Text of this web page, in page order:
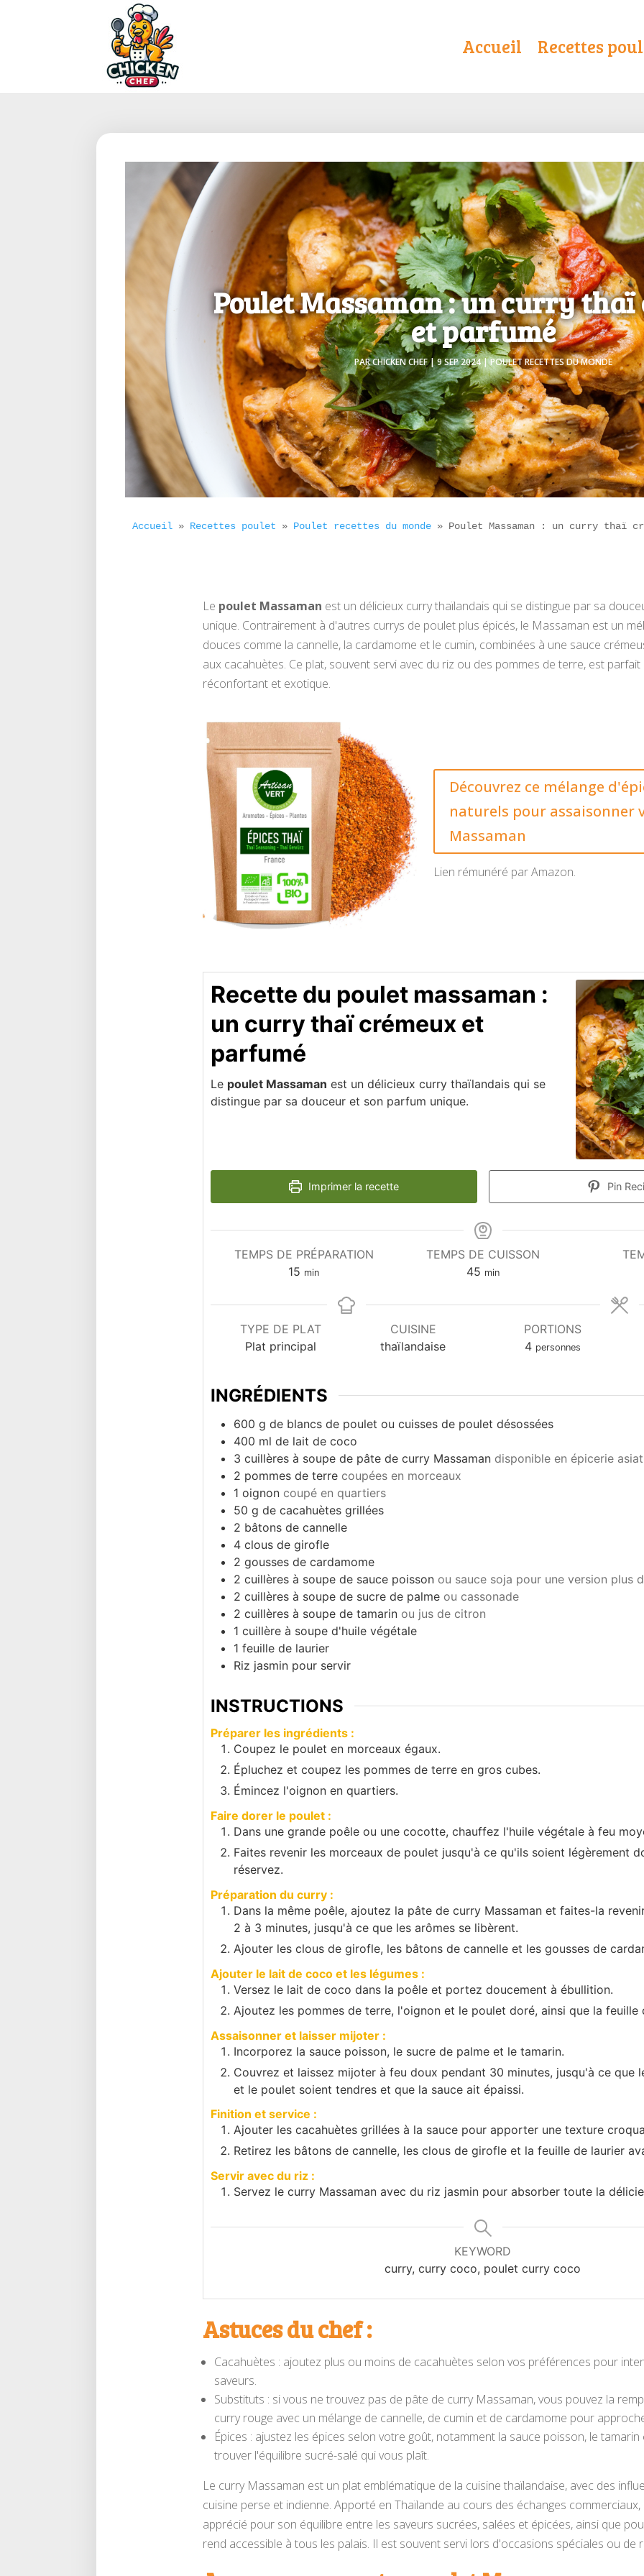
Accueil Recettes
Poulet Massaman : un curry thaï
et parfumé
PARCHICKEN CHEF|9 SEP 2024|POULET RECETTES DU MONDE
Accueil » Recettes poulet » Poulet recettes du monde » Poulet Massaman : un curry thaï
Le poulet Massaman est un délicieux curry thaïlandais qui se distingue par sa
unique. Contrairement à d'autres currys de poulet plus épicés, le Massaman est un
douces comme la cannelle, la cardamome et le cumin, combinées à une sauce
aux cacahuètes. Ce plat, souvent servi avec du riz ou des pommes de terre, est
réconfortant et exotique.
Découvrez ce mélange
naturels pour assaisonner
Massaman
Lien rémunéré par Amazon.
Recette du poulet massaman :
un curry thaï crémeux et
parfumé
Le poulet Massaman est un délicieux curry thaïlandais qui se
distingue par sa douceur et son parfum unique.
Imprimer la recette Pin
TEMPS DE PRÉPARATION
15 minutes
min
TEMPS DE CUISSON
45minutes
min
TYPE DE PLAT
Plat principal
CUISINE
thaïlandaise
PORTIONS
4 personnes
INGRÉDIENTS
600 g de blancs de poulet ou cuisses de poulet désossées
400 ml de lait de coco
3 cuillères à soupe de pâte de curry Massaman disponible en épicerie
2 pommes de terre coupées en morceaux
1 oignon coupé en quartiers
50 g de cacahuètes grillées
2 bâtons de cannelle
4 clous de girofle
2 gousses de cardamome
2 cuillères à soupe de sauce poisson ou sauce soja pour une version plus
2 cuillères à soupe de sucre de palme ou cassonade
2 cuillères à soupe de tamarin ou jus de citron
1 cuillère à soupe d'huile végétale
1 feuille de laurier
Riz jasmin pour servir
INSTRUCTIONS
Préparer les ingrédients :
Coupez le poulet en morceaux égaux.
Épluchez et coupez les pommes de terre en gros cubes.
Émincez l'oignon en quartiers.
Faire dorer le poulet :
Dans une grande poêle ou une cocotte, chauffez l'huile végétale à feu
Faites revenir les morceaux de poulet jusqu'à ce qu'ils soient légèrement
réservez.
Préparation du curry :
Dans la même poêle, ajoutez la pâte de curry Massaman et faites-la
2 à 3 minutes, jusqu'à ce que les arômes se libèrent.
Ajouter les clous de girofle, les bâtons de cannelle et les gousses de
Ajouter le lait de coco et les légumes :
Versez le lait de coco dans la poêle et portez doucement à ébullition.
Ajoutez les pommes de terre, l'oignon et le poulet doré, ainsi que la feuille
Assaisonner et laisser mijoter :
Incorporez la sauce poisson, le sucre de palme et le tamarin.
Couvrez et laissez mijoter à feu doux pendant 30 minutes, jusqu'à ce que
et le poulet soient tendres et que la sauce ait épaissi.
Finition et service :
Ajouter les cacahuètes grillées à la sauce pour apporter une texture
Retirez les bâtons de cannelle, les clous de girofle et la feuille de laurier
Servir avec du riz :
Servez le curry Massaman avec du riz jasmin pour absorber toute la
KEYWORD
curry, curry coco, poulet curry coco
Astuces du chef :
Cacahuètes : ajoutez plus ou moins de cacahuètes selon vos préférences pour
saveurs.
Substituts : si vous ne trouvez pas de pâte de curry Massaman, vous pouvez la
curry rouge avec un mélange de cannelle, de cumin et de cardamome pour
Épices : ajustez les épices selon votre goût, notamment la sauce poisson, le
trouver l'équilibre sucré-salé qui vous plaît.
Le curry Massaman est un plat emblématique de la cuisine thaïlandaise, avec des
cuisine perse et indienne. Apporté en Thaïlande au cours des échanges
apprécié pour son équilibre entre les saveurs sucrées, salées et épicées, ainsi que
rend accessible à tous les palais. Il est souvent servi lors d'occasions spéciales ou de